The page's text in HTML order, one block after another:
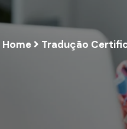
Home Tradução